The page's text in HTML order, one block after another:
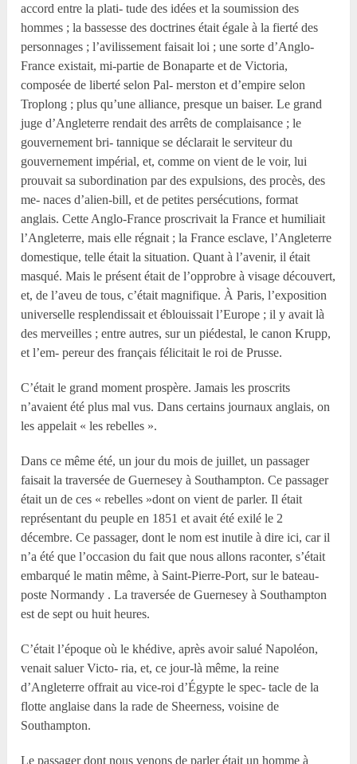
accord entre la plati- tude des idées et la soumission des
hommes ; la bassesse des doctrines était égale à la fierté des
personnages ; l’avilissement faisait loi ; une sorte d’Anglo-
France existait, mi-partie de Bonaparte et de Victoria,
composée de liberté selon Pal- merston et d’empire selon
Troplong ; plus qu’une alliance, presque un baiser. Le grand
juge d’Angleterre rendait des arrêts de complaisance ; le
gouvernement bri- tannique se déclarait le serviteur du
gouvernement impérial, et, comme on vient de le voir, lui
prouvait sa subordination par des expulsions, des procès, des
me- naces d’alien-bill, et de petites persécutions, format
anglais. Cette Anglo-France proscrivait la France et humiliait
l’Angleterre, mais elle régnait ; la France esclave, l’Angleterre
domestique, telle était la situation. Quant à l’avenir, il était
masqué. Mais le présent était de l’opprobre à visage découvert,
et, de l’aveu de tous, c’était magnifique. À Paris, l’exposition
universelle resplendissait et éblouissait l’Europe ; il y avait là
des merveilles ; entre autres, sur un piédestal, le canon Krupp,
et l’em- pereur des français félicitait le roi de Prusse.
C’était le grand moment prospère. Jamais les proscrits
n’avaient été plus mal vus. Dans certains journaux anglais, on
les appelait « les rebelles ».
Dans ce même été, un jour du mois de juillet, un passager
faisait la traversée de Guernesey à Southampton. Ce passager
était un de ces « rebelles »dont on vient de parler. Il était
représentant du peuple en 1851 et avait été exilé le 2
décembre. Ce passager, dont le nom est inutile à dire ici, car il
n’a été que l’occasion du fait que nous allons raconter, s’était
embarqué le matin même, à Saint-Pierre-Port, sur le bateau-
poste Normandy . La traversée de Guernesey à Southampton
est de sept ou huit heures.
C’était l’époque où le khédive, après avoir salué Napoléon,
venait saluer Victo- ria, et, ce jour-là même, la reine
d’Angleterre offrait au vice-roi d’Égypte le spec- tacle de la
flotte anglaise dans la rade de Sheerness, voisine de
Southampton.
Le passager dont nous venons de parler était un homme à